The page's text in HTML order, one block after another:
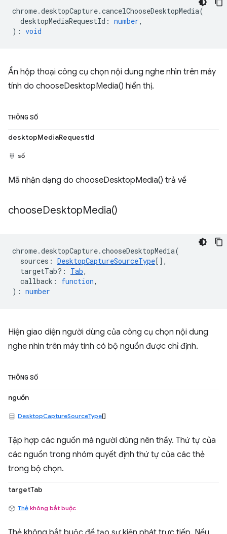
chrome.desktopCapture.cancelChooseDesktopMedia(
desktopMediaRequestId : number,
) : void
Ẩn hộp thoại công cụ chọn nội dung nghe nhìn trên máy
tính do chooseDesktopMedia() hiển thị.
THÔNG SỐ
desktopMediaRequestId
số
Mã nhận dạng do chooseDesktopMedia() trả về
chooseDesktopMedia()
chrome.desktopCapture.chooseDesktopMedia(
sources : DesktopCaptureSourceType[],
targetTab? : Tab,
callback : function,
) : number
Hiện giao diện người dùng của công cụ chọn nội dung
nghe nhìn trên máy tính có bộ nguồn được chỉ định.
THÔNG SỐ
nguồn
DesktopCaptureSourceType[]
Tập hợp các nguồn mà người dùng nên thấy. Thứ tự của
các nguồn trong nhóm quyết định thứ tự của các thẻ
trong bộ chọn.
targetTab
Thẻ không bắt buộc